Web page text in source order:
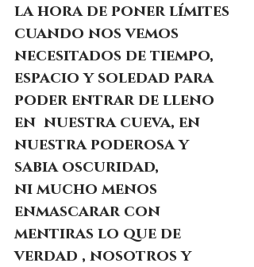
la hora de poner límites
cuando nos vemos
necesitados de tiempo,
espacio y soledad para
poder entrar de lleno
en  nuestra cueva, en
nuestra poderosa y
sabia oscuridad,
ni mucho menos
enmascarar con
mentiras lo que de
verdad , nosotros y